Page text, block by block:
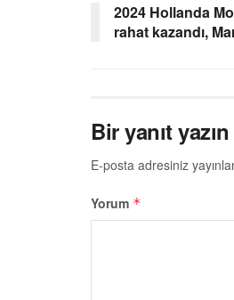
2024 Hollanda
rahat kazandı,
Bir yanıt yazın
E-posta adresiniz
Yorum *